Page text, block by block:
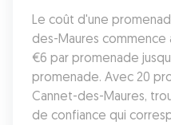
Le coût d'une
des-Maures commence
€6 par promenade
promenade. Avec 20
Cannet-des-Maures,
de confiance qui